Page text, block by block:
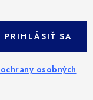
osobných
PRIHLÁSIŤ SA